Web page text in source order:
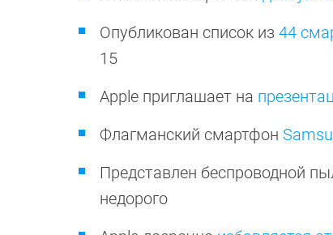
Опубликован список из 44
15
Apple приглашает на
Флагманский смартфон
Представлен беспроводной
недорого